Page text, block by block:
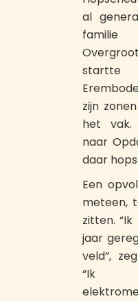
al
familie
zijn
het vak.
naar
daar
Een
meteen,
zitten.
jaar
veld”,
“Ik